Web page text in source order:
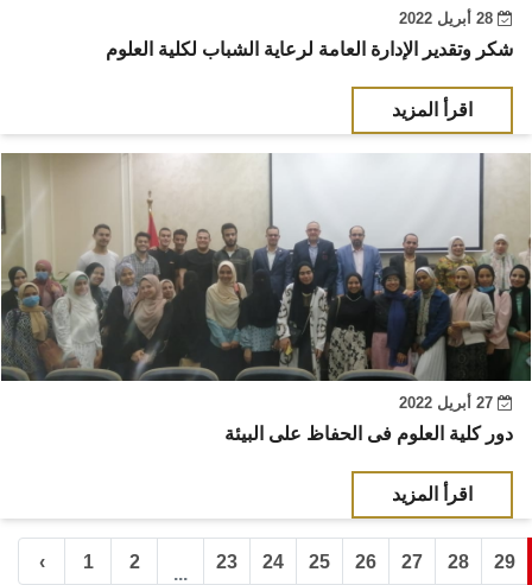
شكر وتقدير الإدارة العامة لرعاية الشباب لكلية العلوم
اقرأ المزيد
دور كلية العلوم فى الحفاظ على البيئة
اقرأ المزيد
‹ 1 2
...
23 24 25 26 27 28 29